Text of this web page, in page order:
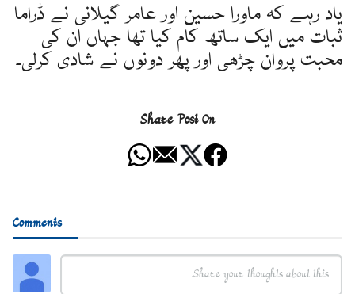
یاد رہے کہ ماورا حسین اور عامر گیلانی نے ڈراما
ثبات میں ایک ساتھ کام کیا تھا جہاں ان کی
محبت پروان چڑھی اور پھر دونوں نے شادی کرلی۔
Share Post On
Comments